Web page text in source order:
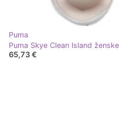
Puma
Puma Skye Clean Island
65,73 €